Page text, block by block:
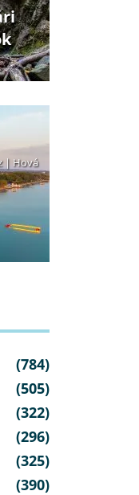
| Hová
(784)
(505)
(322)
(296)
(325)
(390)